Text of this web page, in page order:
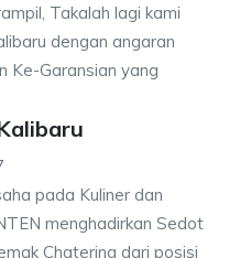
Takalah lagi kami
dengan angaran
Ke-Garansian yang
pada Kuliner dan
menghadirkan Sedot
Chatering dari posisi